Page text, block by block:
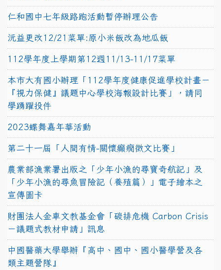
仁和國中七年級路跑活動暫停辦理公告
沅益更改12/21菜單:原小米飯改為地瓜飯
112學年度上學期第12週11/13-11/17菜單
本市大有國小辦理「112學年度健康促進學校計畫－
『視力保健』議題中心學校海報設計比賽」，請同
學踴躍投件
2023蝶舞嘉年華活動
第二十一屆「人間有情-關懷癲癇徵文比賽」
農業部漁業署出版之「少年小漁的尋寶奇航記」及
「少年小漁的尋魚冒險記（養殖篇）」電子繪本之
宣傳圖卡
財團法人金車文教基金會「碳排危機 Carbon Crisis
－議題式教材申請」訊息
中國醫藥大學舉辦『高中、國中、國小醫學營及各
類主題營隊』